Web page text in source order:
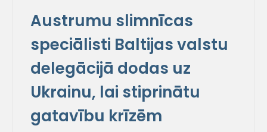
Austrumu slimnīcas
speciālisti Baltijas valstu
delegācijā dodas uz
Ukrainu, lai stiprinātu
gatavību krīzēm